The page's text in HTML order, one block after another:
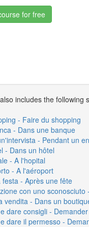
for free
includes the following
- Faire du shopping
- Dans une banque
- Pendant un
- Dans un hôtel
- A l'hopital
- A l'aéroport
festa - Après une fête
con uno sconosciuto
vendita - Dans un
dare consigli -
dare il permesso -